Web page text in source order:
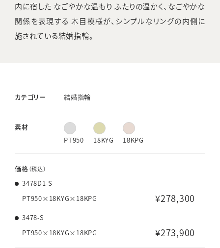
内に宿した なごやかな温もり ふたりの温かく、なごやかな
関係を表現する 木目模様が、シンプルなリングの内側に
施されている結婚指輪。
カテゴリー 結婚指輪
素材
PT950
18KYG 18KPG
価格（税込）
3478D1-S
PT950×18KYG×18KPG
¥278,300
3478-S
PT950×18KYG×18KPG
¥273,900